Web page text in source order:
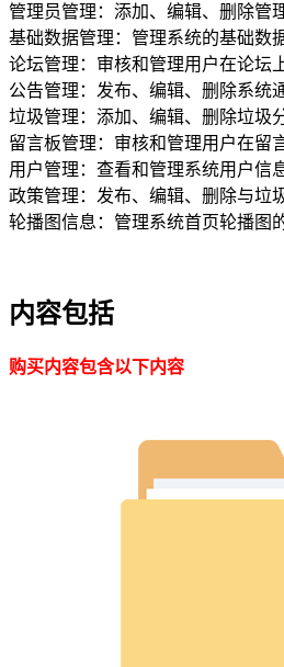
管理员管理：添加、编辑、删除管
基础数据管理：管理系统的基础数据
论坛管理：审核和管理用户在论坛
公告管理：发布、编辑、删除系统
垃圾管理：添加、编辑、删除垃圾
留言板管理：审核和管理用户在留
用户管理：查看和管理系统用户信息
政策管理：发布、编辑、删除与垃
轮播图信息：管理系统首页轮播图
内容包括
购买内容包含以下内容